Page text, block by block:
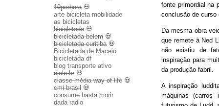
fonte primordial na
conclusão de curso
Da mesma obra
que remete à Ned
não existiu de
inspiração para
da produção fabril.
A inspiração
máquinas (carros
10porhora💀
arte bicicleta mobilidade
as bicicletas
bicicletada💀
bicicletada belém 💀
bicicletada curitiba💀
Bicicletada de Maceió
bicicletada df
blog transporte ativo
ciclo br 💀
classe média way of life 💀
cmi brasil 💀
consume hasta morir
dada radio